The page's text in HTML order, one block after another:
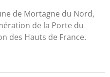
de Mortagne du Nord,
de la Porte du
des Hauts de France.